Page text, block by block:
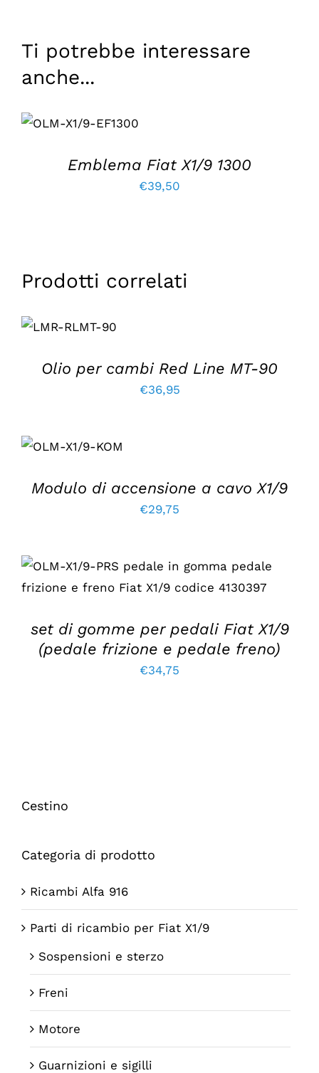
Ti potrebbe interessare
anche...
CARRELLO
/
Emblema Fiat X1/9 1300
€39,50
Prodotti correlati
CARRELLO
Olio per cambi Red Line MT-90
€36,95
CARRELLO
/
Modulo di accensione a cavo X1/9
€29,75
set di gomme per pedali Fiat X1/9
(pedale frizione e pedale freno)
€34,75
Cestino
Categoria di prodotto
Ricambi Alfa 916
Parti di ricambio per Fiat X1/9
Sospensioni e sterzo
Freni
Motore
Guarnizioni e sigilli